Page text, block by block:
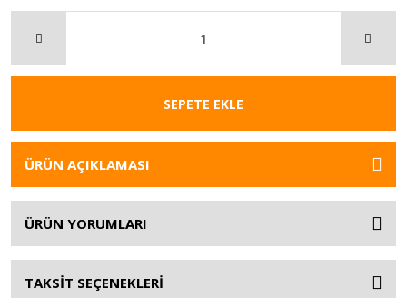
SEPETE EKLE
ÜRÜN AÇIKLAMASI
ÜRÜN YORUMLARI
TAKSİT SEÇENEKLERİ